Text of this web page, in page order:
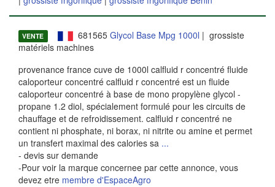
VENTE 681565 Glycol Base Mpg 1000l | grossiste
matériels machines
provenance france cuve de 1000l calfluid r concentré fluide
caloporteur concentré calfluid r concentré est un fluide
caloporteur concentré à base de mono propylène glycol -
propane 1.2 diol, spécialement formulé pour les circuits de
chauffage et de refroidissement. calfluid r concentré ne
contient ni phosphate, ni borax, ni nitrite ou amine et permet
un transfert maximal des calories sa ...
- devis sur demande
-Pour voir la marque concernee par cette annonce, vous
devez etre membre d'EspaceAgro